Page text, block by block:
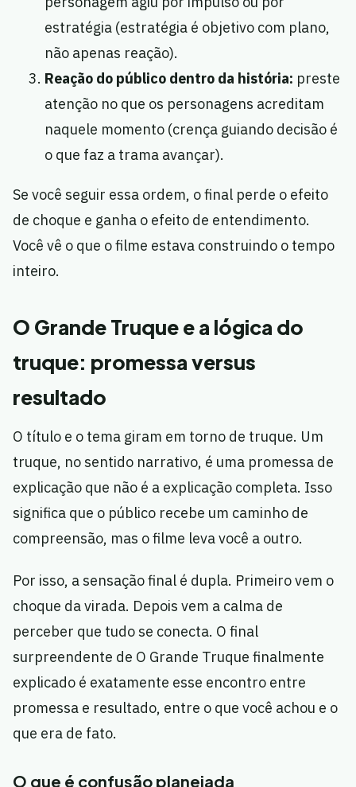
estratégia (estratégia é objetivo com plano,
não apenas reação).
Reação do público dentro da história: preste
atenção no que os personagens acreditam
naquele momento (crença guiando decisão é
o que faz a trama avançar).
Se você seguir essa ordem, o final perde o efeito
de choque e ganha o efeito de entendimento.
Você vê o que o filme estava construindo o tempo
inteiro.
O Grande Truque e a lógica do
truque: promessa versus
resultado
O título e o tema giram em torno de truque. Um
truque, no sentido narrativo, é uma promessa de
explicação que não é a explicação completa. Isso
significa que o público recebe um caminho de
compreensão, mas o filme leva você a outro.
Por isso, a sensação final é dupla. Primeiro vem o
choque da virada. Depois vem a calma de
perceber que tudo se conecta. O final
surpreendente de O Grande Truque finalmente
explicado é exatamente esse encontro entre
promessa e resultado, entre o que você achou e o
que era de fato.
O que é confusão planejada